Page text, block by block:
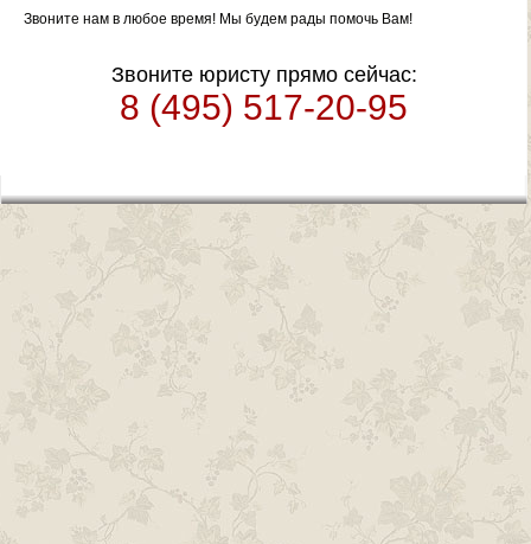
РЕГИСТРАЦИЯ И
ЛИКВИДАЦИЯ ООО
И ИП
РЕГИСТРАЦИЯ ООО И
(ИП) ИХ ИЗМЕНЕНИЕ И
ЛИКВИДАЦИЯ
ООО (ОБЩЕСТВО С
ОГРАНИЧЕННОЙ
ОТВЕТСТВЕННОСТЬЮ)
КОНТАКТЫ
ЮРИДИЧЕСКИЕ
СТАТЬИ
Звоните нам в любое время! Мы будем рады помочь Вам!
Звоните юристу прямо сейчас:
8 (495) 517-20-95